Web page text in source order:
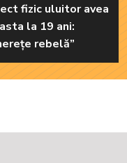
fizic uluitor avea
la 19 ani:
rebelă”